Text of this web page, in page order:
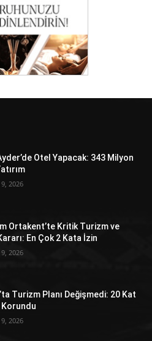
Otel Yapacak: 343 Milyon
2026
Ortakent’te Kritik Turizm ve
En Çok 2 Kata İzin
2026
Turizm Planı Değişmedi: 20 Kat
Korundu
2026